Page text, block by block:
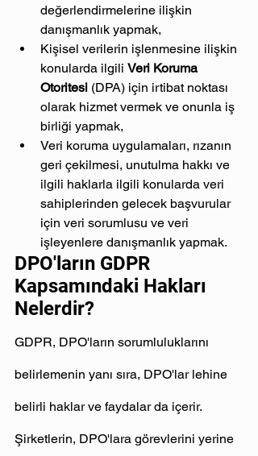
değerlendirmelerine ilişkin
danışmanlık yapmak,
Kişisel verilerin işlenmesine ilişkin
konularda ilgili Veri Koruma
Otoritesi (DPA) için irtibat noktası
olarak hizmet vermek ve onunla iş
birliği yapmak,
Veri koruma uygulamaları, rızanın
geri çekilmesi, unutulma hakkı ve
ilgili haklarla ilgili konularda veri
sahiplerinden gelecek başvurular
için veri sorumlusu ve veri
işleyenlere danışmanlık yapmak.
DPO'ların GDPR
Kapsamındaki Hakları
Nelerdir?
GDPR, DPO'ların sorumluluklarını
belirlemenin yanı sıra, DPO'lar lehine
belirli haklar ve faydalar da içerir.
Şirketlerin, DPO'lara görevlerini yerine